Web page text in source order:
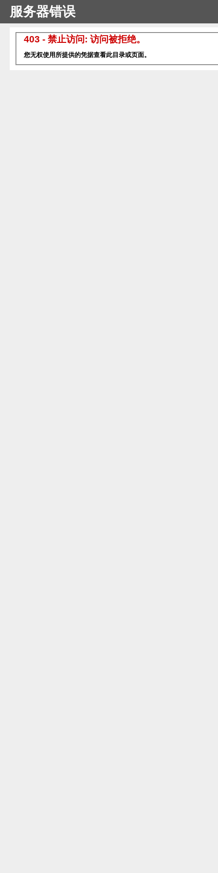
服务器错误
403 - 禁止访问: 访问被拒绝。
您无权使用所提供的凭据查看此目录或页面。